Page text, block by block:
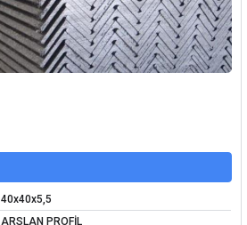
40x40x5,5
ARSLAN PROFİL